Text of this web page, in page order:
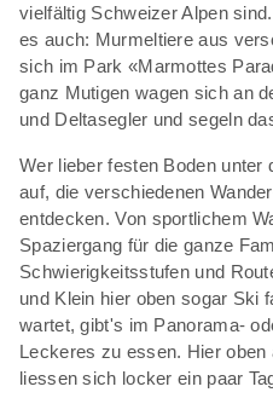
vielfältig Schweizer Alpen
es auch: Murmeltiere aus
sich im Park «Marmottes
ganz Mutigen wagen sich an
und Deltasegler und segeln
Wer lieber festen Boden
auf, die verschiedenen
entdecken. Von sportlichem
Spaziergang für die ganze
Schwierigkeitsstufen und
und Klein hier oben sogar Ski
wartet, gibt's im Panorama-
Leckeres zu essen. Hier
liessen sich locker ein paar